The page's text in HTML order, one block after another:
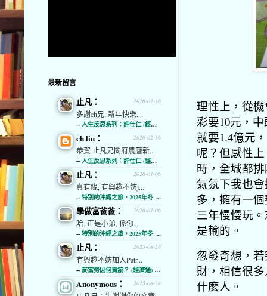
理性上，從
彩要10元，
就要1.4億元
呢？但感性
時，全城都
氣氛下我也
多，擁有一
三年慢慢玩
是輸的。
忽發奇想，
財，相信很
什麼人。
最新留言
2026-02-16
止凡：
多謝ch兄, 新年快樂...
-- 人生反思系列：許仕仁 (經濟通)
2026-02-16
ch liu：
恭賀 止凡兄闔府農曆新...
-- 人生反思系列：許仕仁 (經濟通)
2026-01-06
止凡：
真有緣, 有興趣不妨j...
-- 特別的沖繩之旅，2025年冬 (經濟通)
2026-01-06
學做富爸爸：
哈, 正是小弟, 係你...
-- 特別的沖繩之旅，2025年冬 (經濟通)
2025-08-28
止凡：
有興趣不妨加入Patr...
-- 麥當勞因何賣舖？ (經濟通) (略)
2025-08-28
Anonymous：